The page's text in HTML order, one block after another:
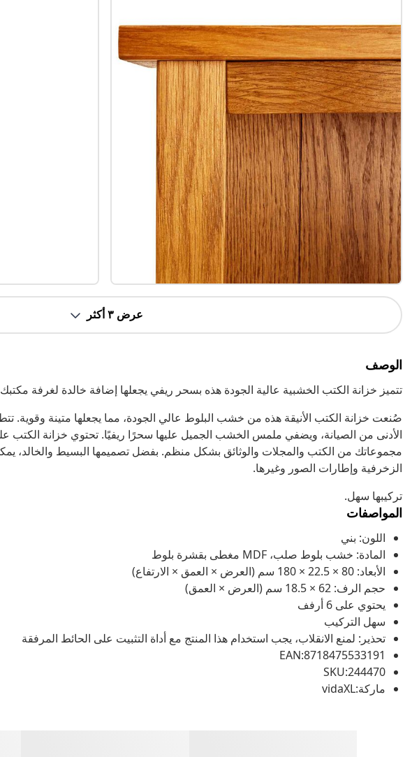
عرض ٣ أكثر
الوصف
تتميز خزانة الكتب الخشبية عالية الجودة هذه بسحر ريفي يجعلها إضافة خالدة لغرفة
صُنعت خزانة الكتب الأنيقة هذه من خشب البلوط عالي الجودة، مما يجعلها متينة وقوية.
مجموعاتك من الكتب والمجلات والوثائق بشكل منظم. بفضل تصميمها البسيط والخالد،
الزخرفية وإطارات الصور وغيرها.
تركيبها سهل.
المواصفات
اللون: بني
المادة: خشب بلوط صلب، MDF مغطى بقشرة بلوط
الأبعاد: 80 × 22.5 × 180 سم (العرض × العمق × الارتفاع)
حجم الرف: 62 × 18.5 سم (العرض × العمق)
يحتوي على 6 أرفف
سهل التركيب
تحذير: لمنع الانقلاب، يجب استخدام هذا المنتج مع أداة التثبيت على الحائط المرفقة
EAN:8718475533191
SKU:244470
ماركة:vidaXL